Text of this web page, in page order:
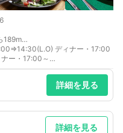
189m
ディナー・17:00
詳細を見る
詳細を見る